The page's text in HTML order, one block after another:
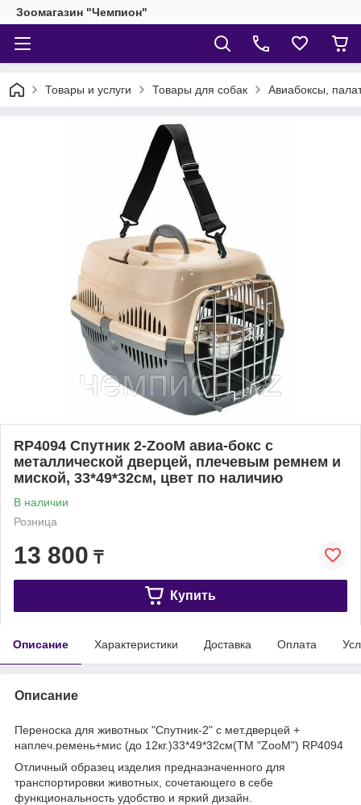
Зоомагазин "Чемпион"
Товары и услуги Товары для собак Авиабоксы,
RP4094 Спутник 2-ZooM авиа-бокс с
металлической дверцей, плечевым ремнем и
миской, 33*49*32см, цвет по наличию
В наличии
Розница
13 800 ₸
Купить
Описание Характеристики Доставка Оплата
Описание
Переноска для животных "Спутник-2" с мет.дверцей +
наплеч.ремень+мис (до 12кг.)33*49*32см(ТМ "ZooM") RP4094
Отличный образец изделия предназначенного для
транспортировки животных, сочетающего в себе
функциональность удобство и яркий дизайн.